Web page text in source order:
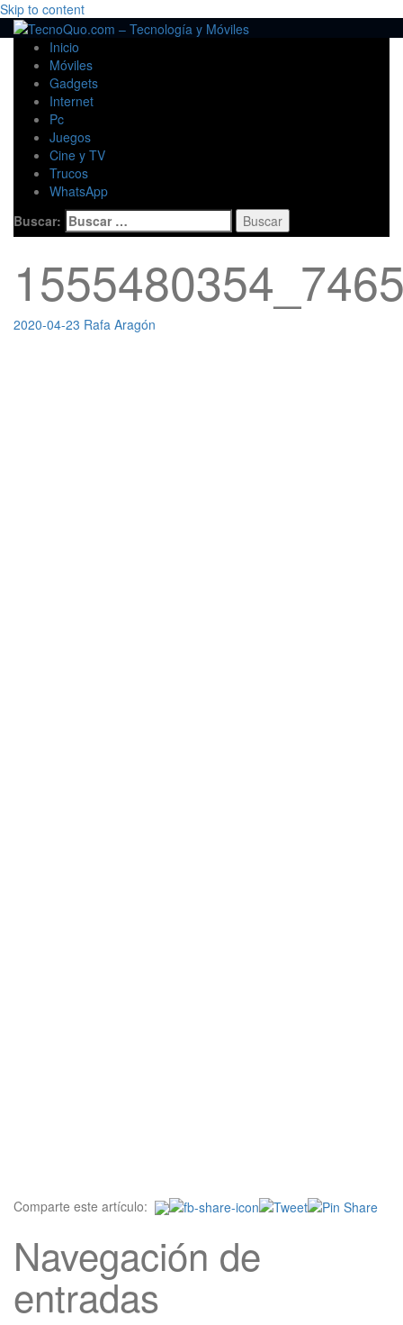
Skip to content
Inicio
Móviles
Gadgets
Internet
Pc
Juegos
Cine y TV
Trucos
WhatsApp
Buscar:
2020-04-23 Rafa Aragón
Comparte este artículo:
Navegación de
entradas